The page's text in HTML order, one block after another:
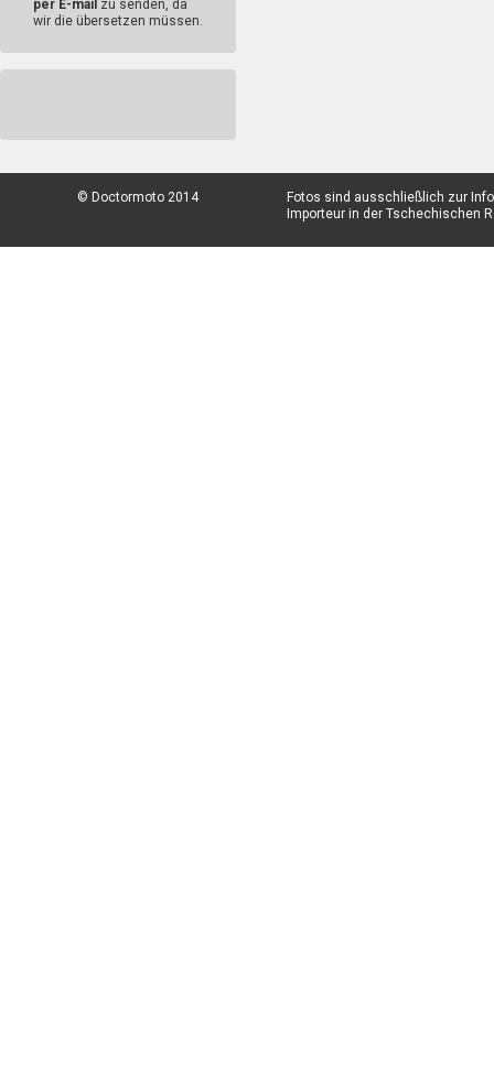
per E-mail zu senden, da
wir die übersetzen müssen.
© Doctormoto 2014
Fotos sind ausschließlich zur
Importeur in der Tschechischen